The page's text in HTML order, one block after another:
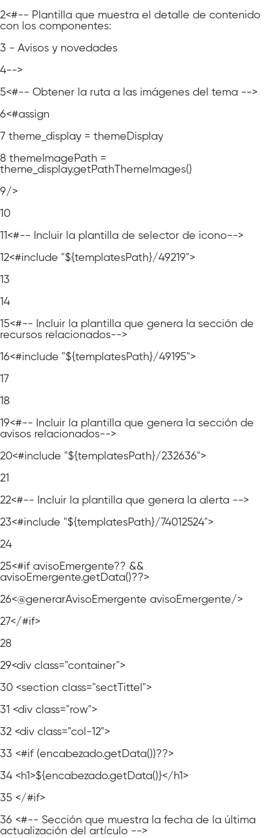
2<#-- Plantilla que muestra el detalle de contenido
con los componentes:
3 - Avisos y novedades
4-->
5<#-- Obtener la ruta a las imágenes del tema -->
6<#assign
7 theme_display = themeDisplay
8 themeImagePath =
theme_display.getPathThemeImages()
9/>
10
11<#-- Incluir la plantilla de selector de icono-->
12<#include "${templatesPath}/49219">
13
14
15<#-- Incluir la plantilla que genera la sección de
recursos relacionados-->
16<#include "${templatesPath}/49195">
17
18
19<#-- Incluir la plantilla que genera la sección de
avisos relacionados-->
20<#include "${templatesPath}/232636">
21
22<#-- Incluir la plantilla que genera la alerta -->
23<#include "${templatesPath}/74012524">
24
25<#if avisoEmergente?? &&
avisoEmergente.getData()??>
26<@generarAvisoEmergente avisoEmergente/>
27</#if>
28
29<div class="container">
30 <section class="sectTittel">
31 <div class="row">
32 <div class="col-12">
33 <#if (encabezado.getData())??>
34 <h1>${encabezado.getData()}</h1>
35 </#if>
36 <#-- Sección que muestra la fecha de la última
actualización del artículo -->